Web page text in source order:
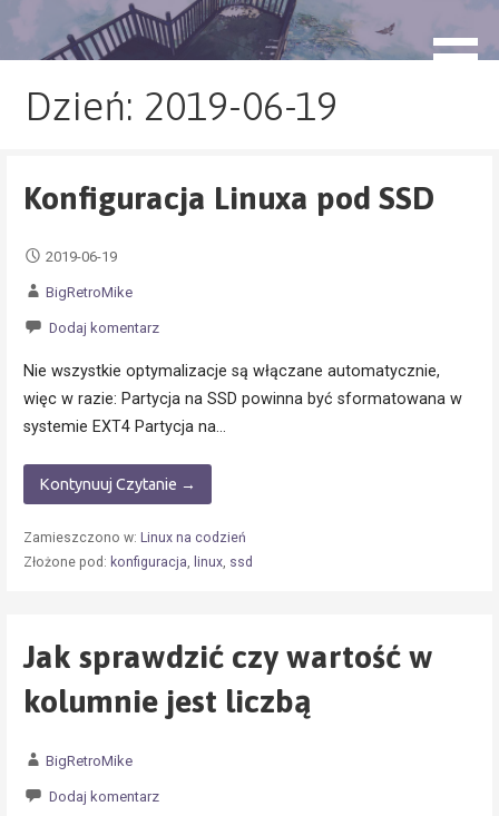
blog.monogatari.pl
Dzień: 2019-06-19
Konfiguracja Linuxa pod SSD
2019-06-19
BigRetroMike
Dodaj komentarz
Nie wszystkie optymalizacje są włączane automatycznie,
więc w razie: Partycja na SSD powinna być sformatowana w
systemie EXT4 Partycja na…
Kontynuuj Czytanie →
Zamieszczono w: Linux na codzień
Złożone pod: konfiguracja, linux, ssd
Jak sprawdzić czy wartość w
kolumnie jest liczbą
BigRetroMike
Dodaj komentarz